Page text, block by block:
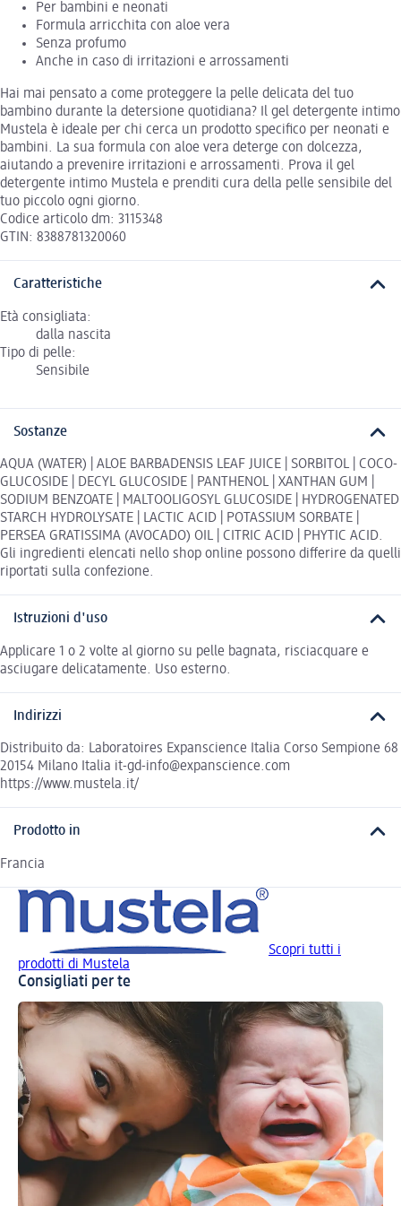
Per bambini e neonati
Formula arricchita con aloe vera
Senza profumo
Anche in caso di irritazioni e arrossamenti
Hai mai pensato a come proteggere la pelle delicata del tuo
bambino durante la detersione quotidiana? Il gel detergente intimo
Mustela è ideale per chi cerca un prodotto specifico per neonati e
bambini. La sua formula con aloe vera deterge con dolcezza,
aiutando a prevenire irritazioni e arrossamenti. Prova il gel
detergente intimo Mustela e prenditi cura della pelle sensibile del
tuo piccolo ogni giorno.
Codice articolo dm: 3115348
GTIN: 8388781320060
Caratteristiche
Età consigliata:
dalla nascita
Tipo di pelle:
Sensibile
Sostanze
AQUA (WATER) | ALOE BARBADENSIS LEAF JUICE | SORBITOL | COCO-
GLUCOSIDE | DECYL GLUCOSIDE | PANTHENOL | XANTHAN GUM |
SODIUM BENZOATE | MALTOOLIGOSYL GLUCOSIDE | HYDROGENATED
STARCH HYDROLYSATE | LACTIC ACID | POTASSIUM SORBATE |
PERSEA GRATISSIMA (AVOCADO) OIL | CITRIC ACID | PHYTIC ACID.
Gli ingredienti elencati nello shop online possono differire da quelli
riportati sulla confezione.
Istruzioni d'uso
Applicare 1 o 2 volte al giorno su pelle bagnata, risciacquare e
asciugare delicatamente. Uso esterno.
Indirizzi
Distribuito da: Laboratoires Expanscience Italia Corso Sempione 68
20154 Milano Italia it-gd-info@expanscience.com
https://www.mustela.it/
Prodotto in
Francia
Scopri tutti i
prodotti di Mustela
Consigliati per te